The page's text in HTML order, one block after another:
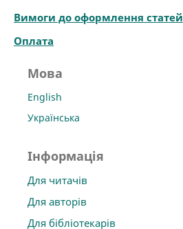
Вимоги до оформлення статей
Оплата
Мова
English
Українська
Інформація
Для читачів
Для авторів
Для бібліотекарів